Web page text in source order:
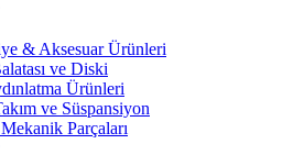
& Aksesuar Ürünleri
ve Diski
Ürünleri
ve Süspansiyon
Parçaları